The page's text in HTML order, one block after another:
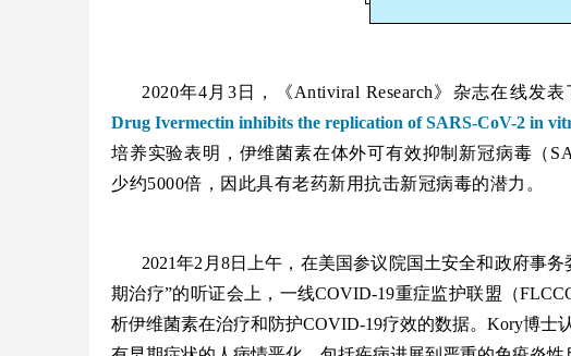
2020年4月3日，《Antiviral Research》杂志在线发
Drug Ivermectin inhibits the replication of SARS-CoV-2 in
培养实验表明，伊维菌素在体外可有效抑制新冠病毒（
少约5000倍，因此具有老药新用抗击新冠病毒的潜力。
2021年2月8日上午，在美国参议院国土安全和政府事
期治疗”的听证会上，一线COVID-19重症监护联盟（
析伊维菌素在治疗和防护COVID-19疗效的数据。Kory博